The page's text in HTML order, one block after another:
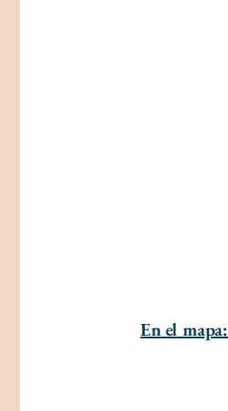
En el mapa: